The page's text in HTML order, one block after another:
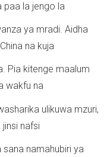
paa la jengo la
ya mradi. Aidha
na kuja
Pia kitenge maalum
wakfu na
ulikuwa mzuri,
nafsi
namahubiri ya